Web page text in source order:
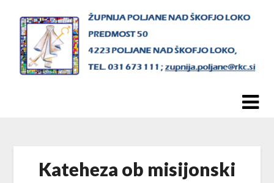
content
Kateheza ob misijonski